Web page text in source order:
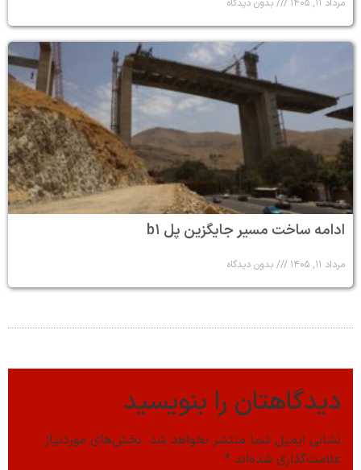
مرداد ۱۱, ۱۴۰۵ بدون دیدگاه
ادامه ساخت مسیر جایگزین پل b۱
مرداد ۱۱, ۱۴۰۵ بدون دیدگاه
دیدگاهتان را بنویسید
نشانی ایمیل شما منتشر نخواهد شد. بخش‌های موردنیاز
علامت‌گذاری شده‌اند *